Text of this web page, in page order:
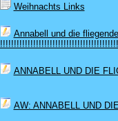
Weihnachts Links
Annabell und die
ANNABELL UND DIE
AW: ANNABELL UND